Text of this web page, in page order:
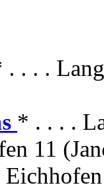
. . . .
* . . . .
11